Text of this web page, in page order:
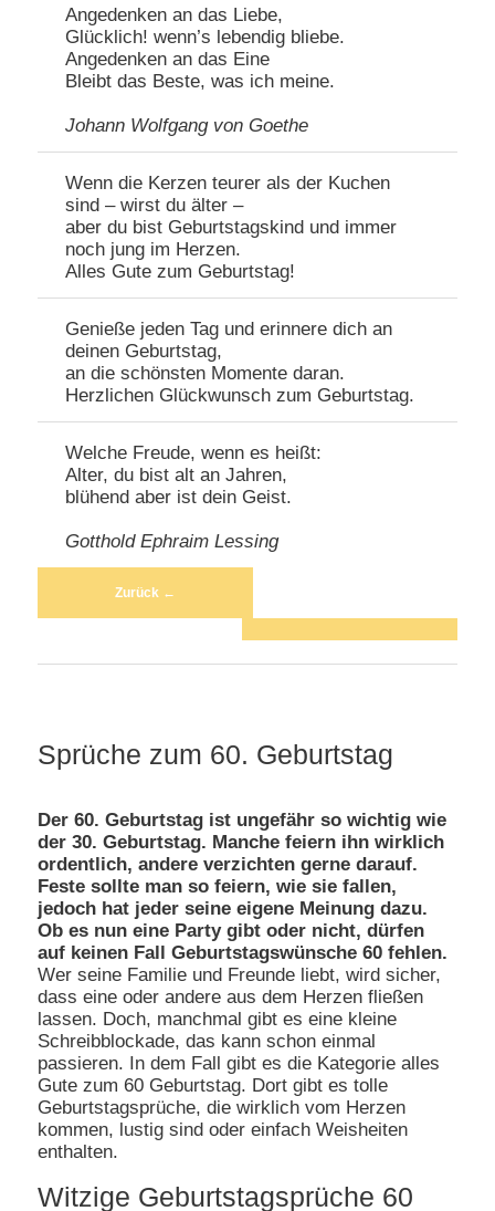
Angedenken an das Liebe,
Glücklich! wenn’s lebendig bliebe.
Angedenken an das Eine
Bleibt das Beste, was ich meine.
Johann Wolfgang von Goethe
Wenn die Kerzen teurer als der Kuchen
sind – wirst du älter –
aber du bist Geburtstagskind und immer
noch jung im Herzen.
Alles Gute zum Geburtstag!
Genieße jeden Tag und erinnere dich an
deinen Geburtstag,
an die schönsten Momente daran.
Herzlichen Glückwunsch zum Geburtstag.
Welche Freude, wenn es heißt:
Alter, du bist alt an Jahren,
blühend aber ist dein Geist.
Gotthold Ephraim Lessing
Beitragsnavigation
Zurück ←
Sprüche zum 60. Geburtstag
Der 60. Geburtstag ist ungefähr so wichtig wie
der 30. Geburtstag. Manche feiern ihn wirklich
ordentlich, andere verzichten gerne darauf.
Feste sollte man so feiern, wie sie fallen,
jedoch hat jeder seine eigene Meinung dazu.
Ob es nun eine Party gibt oder nicht, dürfen
auf keinen Fall Geburtstagswünsche 60 fehlen.
Wer seine Familie und Freunde liebt, wird sicher,
dass eine oder andere aus dem Herzen fließen
lassen. Doch, manchmal gibt es eine kleine
Schreibblockade, das kann schon einmal
passieren. In dem Fall gibt es die Kategorie alles
Gute zum 60 Geburtstag. Dort gibt es tolle
Geburtstagsprüche, die wirklich vom Herzen
kommen, lustig sind oder einfach Weisheiten
enthalten.
Witzige Geburtstagsprüche 60